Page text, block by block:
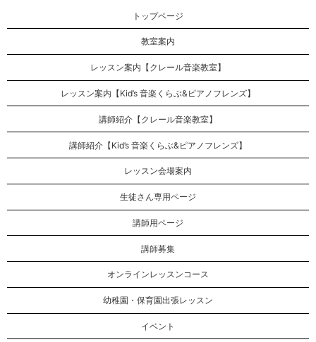
トップページ
教室案内
レッスン案内【クレール音楽教室】
レッスン案内【Kid’s 音楽くらぶ&ピアノフレンズ】
講師紹介【クレール音楽教室】
講師紹介【Kid’s 音楽くらぶ&ピアノフレンズ】
レッスン会場案内
生徒さん専用ページ
講師用ページ
講師募集
オンラインレッスンコース
幼稚園・保育園出張レッスン
イベント